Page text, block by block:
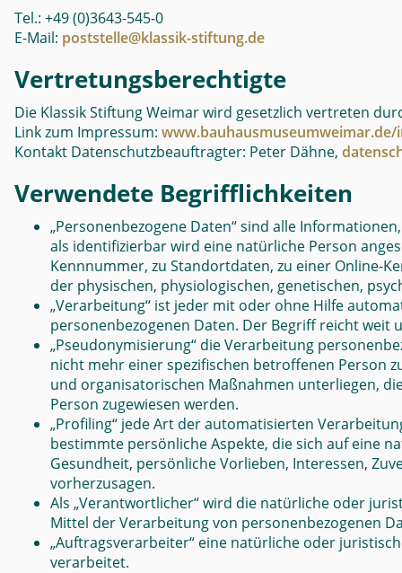
Tel.: +49 (0)3643-545-0
E-Mail: poststelle@klassik-stiftung.de
Vertretungsberechtigte
Die Klassik Stiftung Weimar wird gesetzlich vertreten
Link zum Impressum:
Kontakt Datenschutzbeauftragter: Peter Dähne,
Verwendete Begrifflichkeiten
„Personenbezogene Daten“ sind alle
als identifizierbar wird eine natürliche Person
Kennnummer, zu Standortdaten, zu einer Online-
der physischen, physiologischen, genetischen,
„Verarbeitung“ ist jeder mit oder ohne Hilfe
personenbezogenen Daten. Der Begriff reicht
„Pseudonymisierung“ die Verarbeitung
nicht mehr einer spezifischen betroffenen Person
und organisatorischen Maßnahmen unterliegen,
Person zugewiesen werden.
„Profiling“ jede Art der automatisierten
bestimmte persönliche Aspekte, die sich auf eine
Gesundheit, persönliche Vorlieben, Interessen,
vorherzusagen.
Als „Verantwortlicher“ wird die natürliche oder
Mittel der Verarbeitung von personenbezogenen
„Auftragsverarbeiter“ eine natürliche oder
verarbeitet.